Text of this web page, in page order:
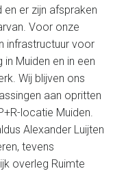
er zijn afspraken
Voor onze
infrastructuur voor
Muiden en in een
Wij blijven ons
aan opritten
locatie Muiden.
Alexander Luijten
tevens
overleg Ruimte